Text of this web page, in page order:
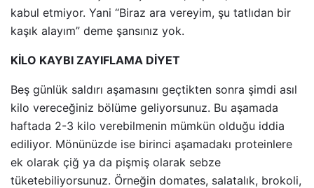
kabul etmiyor. Yani “Biraz ara vereyim, şu tatlıdan bir
kaşık alayım” deme şansınız yok.
KİLO KAYBI ZAYIFLAMA DİYET
Beş günlük saldırı aşamasını geçtikten sonra şimdi asıl
kilo vereceğiniz bölüme geliyorsunuz. Bu aşamada
haftada 2-3 kilo verebilmenin mümkün olduğu iddia
ediliyor. Mönünüzde ise birinci aşamadakı proteinlere
ek olarak çiğ ya da pişmiş olarak sebze
tüketebiliyorsunuz. Örneğin domates, salatalık, brokoli,